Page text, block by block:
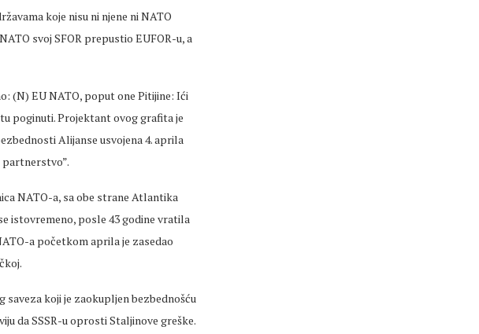
koje nisu ni njene ni NATO
svoj SFOR prepustio EUFOR-u, a
(N) EU NATO, poput one Pitijine: Ići
poginuti. Projektant ovog grafita je
Alijanse usvojena 4. aprila
partnerstvo”.
NATO-a, sa obe strane Atlantika
istovremeno, posle 43 godine vratila
a početkom aprila je zasedao
saveza koji je zaokupljen bezbednošću
da SSSR-u oprosti Staljinove greške.